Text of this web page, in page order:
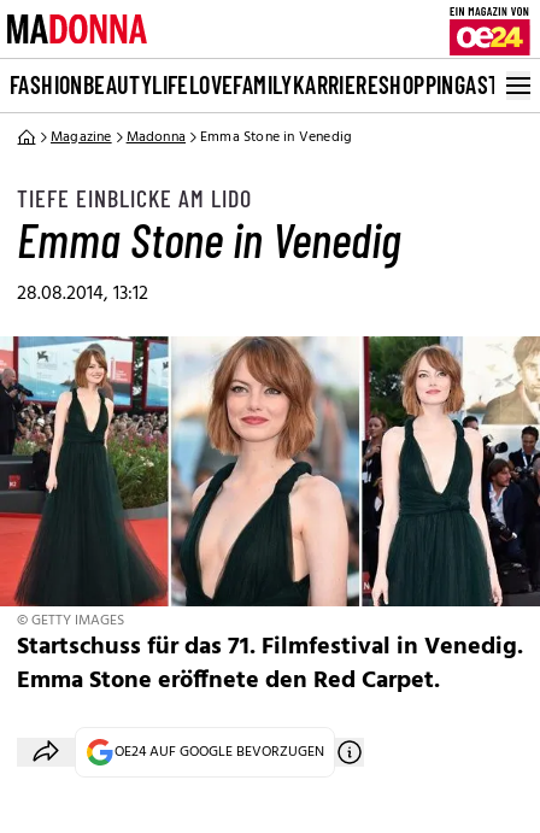
FASHIONBEAUTYLIFELOVEFAMILYKARRIERESHOPPINGASTRO
Magazine Madonna Emma Stone in Venedig
TIEFE EINBLICKE AM LIDO
Emma Stone in Venedig
28.08.2014, 13:12
© GETTY IMAGES
Startschuss für das 71. Filmfestival in Venedig.
Emma Stone eröffnete den Red Carpet.
OE24 AUF GOOGLE BEVORZUGEN